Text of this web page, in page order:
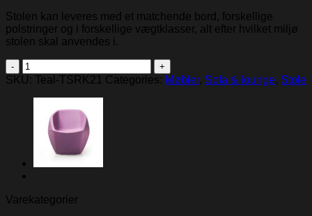
Stolen kan leveres med et matchende bord, forskellige
polstringer og i forskellige vægtklasser, alt efter hvilket miljø
stolen skal anvendes i.
Teal
Roku
SKU: Teal-TSRK21 Categories: Møbler, Sofa & lounge, Stole
Varekategorier